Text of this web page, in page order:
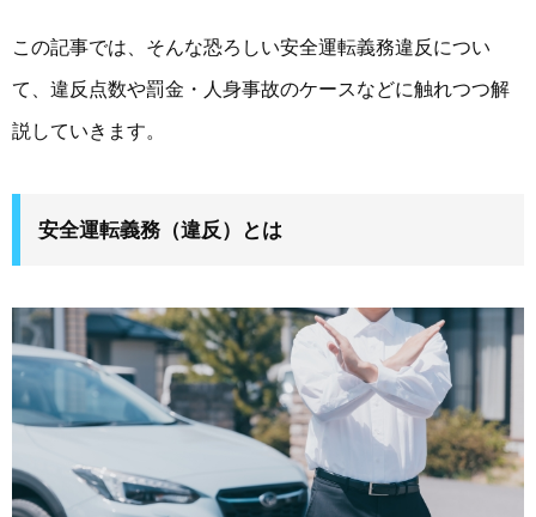
この記事では、そんな恐ろしい安全運転義務違反につい
て、違反点数や罰金・人身事故のケースなどに触れつつ解
説していきます。
安全運転義務（違反）とは